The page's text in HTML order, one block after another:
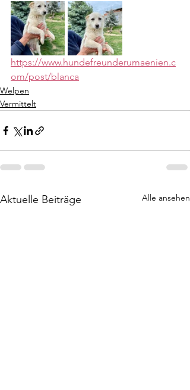
https://www.hundefreunderumaenien.c
om/post/blanca
Welpen
Vermittelt
Aktuelle Beiträge Alle ansehen